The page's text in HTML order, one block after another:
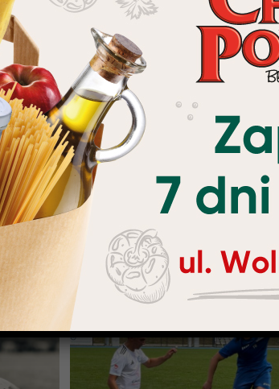
w ostatnim sparingu
A
Kolejne solidne wzmocnienie
Mieszka
27 lipca 2026 | 11:13